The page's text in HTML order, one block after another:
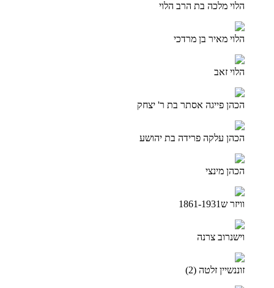
הלוי מלכה בת הרב הלוי
הלוי מאיר בן מרדכי
הלוי זאב
הכהן פייגה אסתר בת ר' יצחק
הכהן עלקה פרידה בת יהושע
הכהן מינצי
וויזר ש1861-1931
וישנרוב צרנה
זוננשיין זלטה (2)